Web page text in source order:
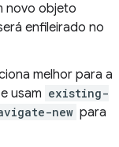
novo objeto
enfileirado no
melhor para a
usam existing-
new para